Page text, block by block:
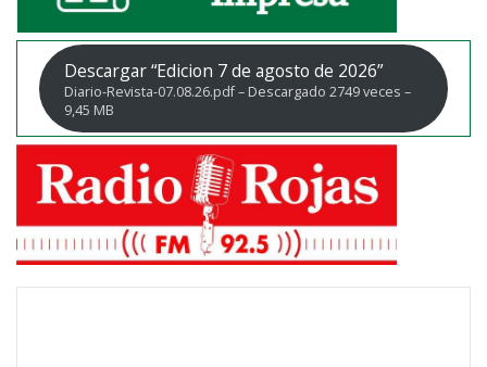
Descargar “Edicion 7 de agosto de 2026”
Diario-Revista-07.08.26.pdf – Descargado 2749 veces –
9,45 MB